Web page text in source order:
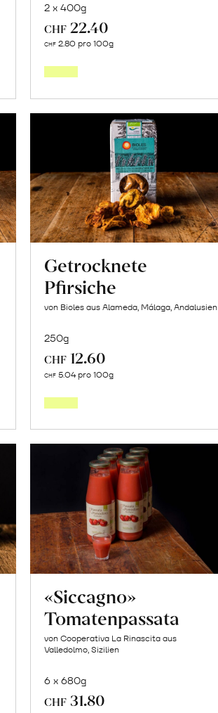
2 x 400g
CHF 22.40
CHF 2.80 pro 100g
Getrocknete
Pfirsiche
von Bioles aus Alameda, Málaga, Andalusien
250g
CHF 12.60
CHF 5.04 pro 100g
«Siccagno»
Tomatenpassata
von Cooperativa La Rinascita aus
Valledolmo, Sizilien
6 x 680g
CHF 31.80